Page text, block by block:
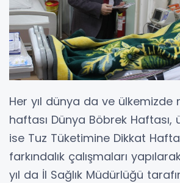
Her yıl dünya da ve ülkemizde
haftası Dünya Böbrek Haftası,
ise Tuz Tüketimine Dikkat
farkındalık çalışmaları
yıl da İl Sağlık Müdürlüğü